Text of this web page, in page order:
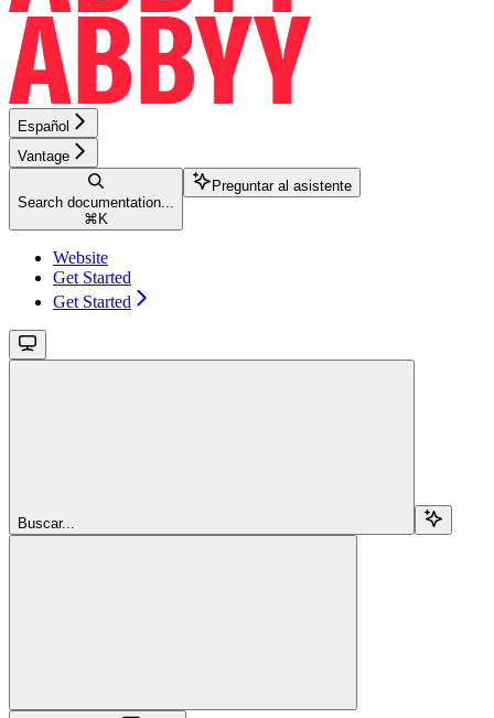
Español
Vantage
Search documentation...
⌘ K
Preguntar al asistente
Website
Get Started
Get Started
Buscar...